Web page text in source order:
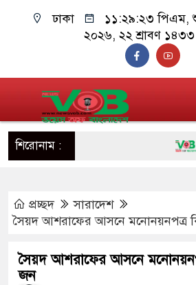
ঢাকা ১১:২৯:২৪ পিএম,
২২ শ্রাবণ ১৪৩৩
শিরোনাম :
উদ্ধার
প্রচ্ছদ
সারাদেশ
সৈয়দ আশরাফের আসনে মনোনয়নপত্র
সৈয়দ আশরাফের আসনে
জন